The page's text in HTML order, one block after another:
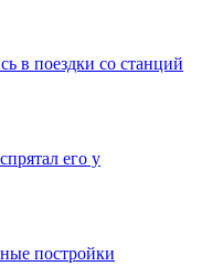
в поездки со станций
его у
постройки